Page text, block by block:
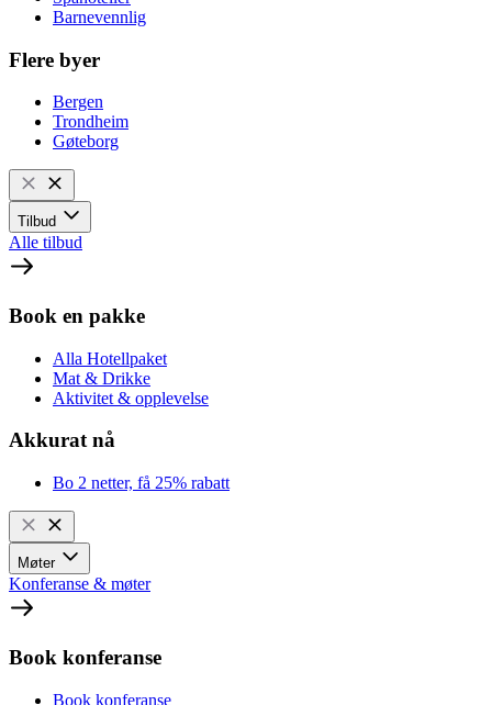
Barnevennlig
Flere byer
Bergen
Trondheim
Gøteborg
Tilbud
Alle tilbud
Book en pakke
Alla Hotellpaket
Mat & Drikke
Aktivitet & opplevelse
Akkurat nå
Bo 2 netter, få 25% rabatt
Møter
Konferanse & møter
Book konferanse
Book konferanse